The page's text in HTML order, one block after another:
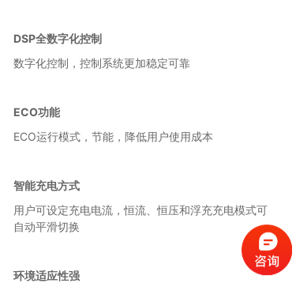
DSP全数字化控制
数字化控制，控制系统更加稳定可靠
ECO功能
ECO运行模式，节能，降低用户使用成本
智能充电方式
用户可设定充电电流，恒流、恒压和浮充充电模式可
自动平滑切换
环境适应性强